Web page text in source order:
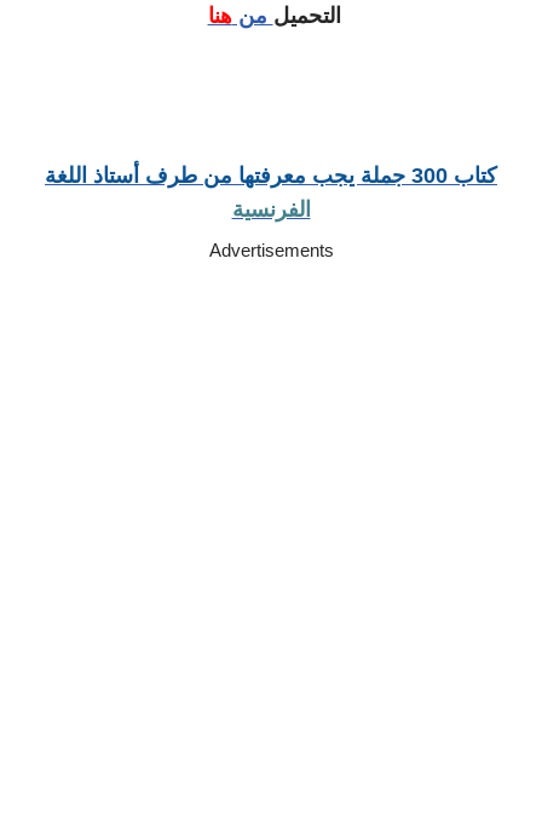
التحميل منهنا
كتاب 300 جملة يجب معرفتها من طرف أستاذ اللغة
الفرنسية
Advertisements